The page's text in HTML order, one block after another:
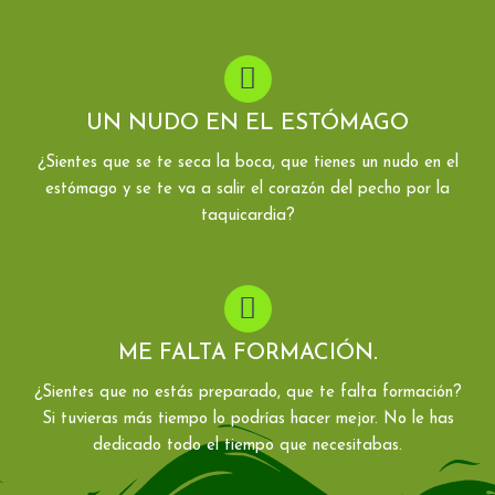
UN NUDO EN EL ESTÓMAGO
¿Sientes que se te seca la boca, que tienes un nudo en el
estómago y se te va a salir el corazón del pecho por la
taquicardia?
ME FALTA FORMACIÓN.
¿Sientes que no estás preparado, que te falta formación?
Si tuvieras más tiempo lo podrías hacer mejor. No le has
dedicado todo el tiempo que necesitabas.